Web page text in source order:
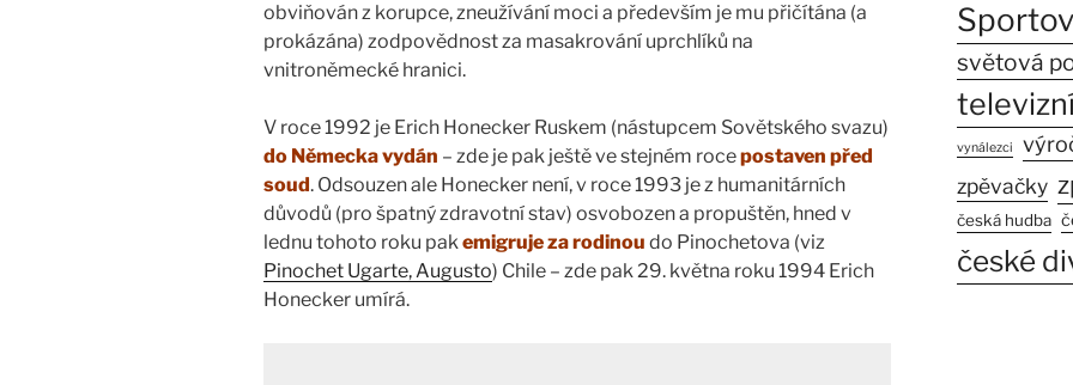
obviňován z korupce, zneužívání moci a především je mu přičítána (a
prokázána) zodpovědnost za masakrování uprchlíků na
vnitroněmecké hranici.
V roce 1992 je Erich Honecker Ruskem (nástupcem Sovětského svazu)
do Německa vydán – zde je pak ještě ve stejném rocepostaven před
soud. Odsouzen ale Honecker není, v roce 1993 je z humanitárních
důvodů (pro špatný zdravotní stav) osvobozen a propuštěn, hned v
lednu tohoto roku pakemigruje za rodinou do Pinochetova (viz
Pinochet Ugarte, Augusto) Chile – zde pak 29. května roku 1994 Erich
Honecker umírá.
světová
vynálezci
zpěvačky
česká hudba
české